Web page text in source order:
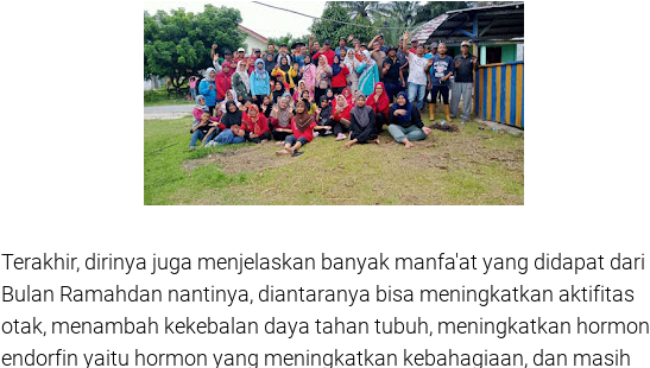
Terakhir, dirinya juga menjelaskan banyak manfa'at yang didapat dari
Bulan Ramahdan nantinya, diantaranya bisa meningkatkan aktifitas
otak, menambah kekebalan daya tahan tubuh, meningkatkan hormon
endorfin yaitu hormon yang meningkatkan kebahagiaan, dan masih